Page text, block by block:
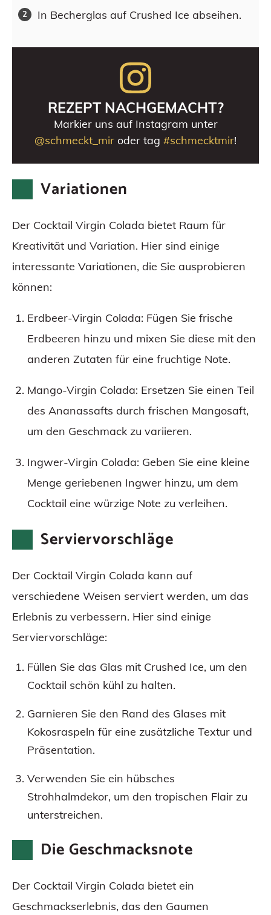
In Becherglas auf Crushed Ice abseihen.
REZEPT NACHGEMACHT?
Markier uns auf Instagram unter
@schmeckt_mir oder tag #schmecktmir!
Variationen
Der Cocktail Virgin Colada bietet Raum für
Kreativität und Variation. Hier sind einige
interessante Variationen, die Sie ausprobieren
können:
Erdbeer-Virgin Colada: Fügen Sie frische
Erdbeeren hinzu und mixen Sie diese mit den
anderen Zutaten für eine fruchtige Note.
Mango-Virgin Colada: Ersetzen Sie einen Teil
des Ananassafts durch frischen Mangosaft,
um den Geschmack zu variieren.
Ingwer-Virgin Colada: Geben Sie eine kleine
Menge geriebenen Ingwer hinzu, um dem
Cocktail eine würzige Note zu verleihen.
Serviervorschläge
Der Cocktail Virgin Colada kann auf
verschiedene Weisen serviert werden, um das
Erlebnis zu verbessern. Hier sind einige
Serviervorschläge:
Füllen Sie das Glas mit Crushed Ice, um den
Cocktail schön kühl zu halten.
Garnieren Sie den Rand des Glases mit
Kokosraspeln für eine zusätzliche Textur und
Präsentation.
Verwenden Sie ein hübsches
Strohhalmdekor, um den tropischen Flair zu
unterstreichen.
Die Geschmacksnote
Der Cocktail Virgin Colada bietet ein
Geschmackserlebnis, das den Gaumen